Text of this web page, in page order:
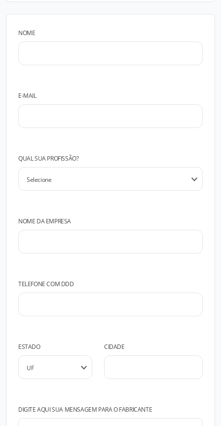
NOME
E-MAIL
QUAL SUA PROFISSÃO?
NOME DA EMPRESA
TELEFONE COM DDD
ESTADO CIDADE
DIGITE AQUI SUA MENSAGEM PARA O FABRICANTE